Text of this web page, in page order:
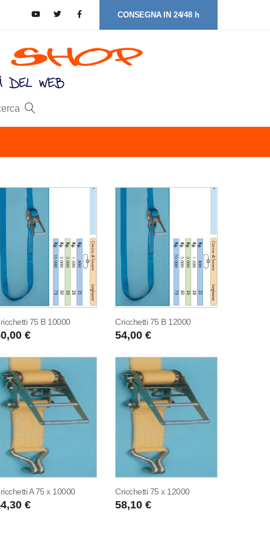
CONSEGNA IN 24/48 h
75 B 10000
€
Cricchetti 75 B 12000
54,00 €
A 75 x 10000
€
Cricchetti 75 x 12000
58,10 €